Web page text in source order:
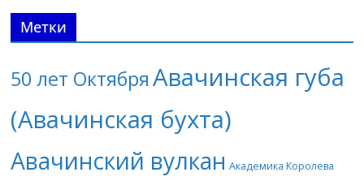
Метки
50 лет Октября Авачинская губа
(Авачинская бухта)
Авачинский вулкан Академика Королева